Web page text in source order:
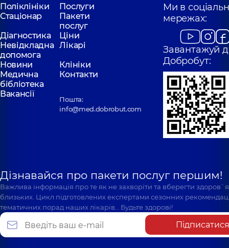
Поліклініки
Послуги
Стаціонар
Пакети
послуг
Діагностика
Ціни
Невідкладна
допомога
Лікарі
Новини
Клініки
Медична
бібліотека
Контакти
Вакансії
Пошта:
info@med.dobrobut.com
Ми в
мережах:
Завантажуй
Добробут:
Дізнавайся про пакети послуг першим!
Важлива інформація про те як не захворіти та вберегти
близьких. Цикл підготовлених експертами сезонних
тематичних порад наших лікарів… Будьте здорові!
Підписатися